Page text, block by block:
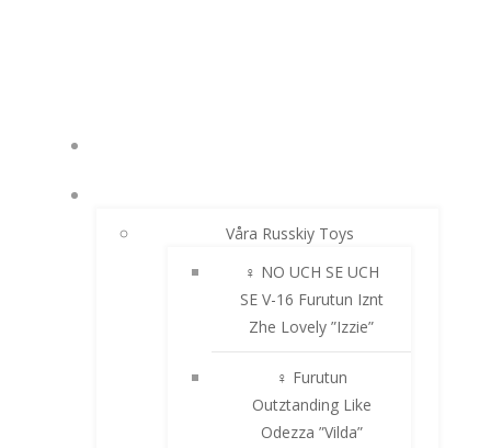
Våra Russkiy Toys
♀ NO UCH SE UCH
SE V-16 Furutun Iznt
Zhe Lovely ”Izzie”
♀ Furutun
Outztanding Like
Odezza ”Vilda”